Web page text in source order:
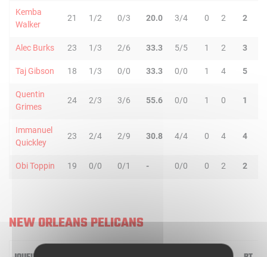
Kemba
Walker
21 1/2 0/3 20.0 3/4 0 2 2
Alec Burks 23 1/3 2/6 33.3 5/5 1 2 3
Taj Gibson 18 1/3 0/0 33.3 0/0 1 4 5
Quentin
Grimes
24 2/3 3/6 55.6 0/0 1 0 1
Immanuel
Quickley
23 2/4 2/9 30.8 4/4 0 4 4
Obi Toppin 19 0/0 0/1 - 0/0 0 2 2
NEW ORLEANS PELICANS